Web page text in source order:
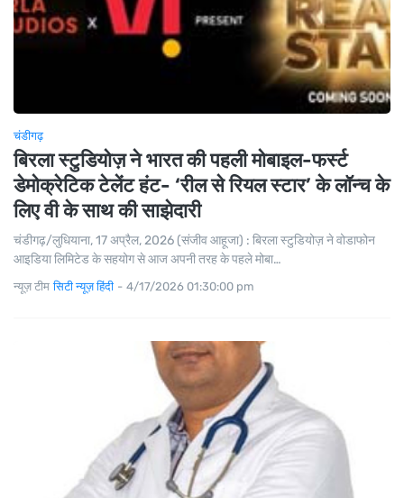
चंडीगढ़
बिरला स्टुडियोज़ ने भारत की पहली मोबाइल-फर्स्ट
डेमोक्रेटिक टेलेंट हंट- ‘रील से रियल स्टार’ के लॉन्च के
लिए वी के साथ की साझेदारी
चंडीगढ़/लुधियाना, 17 अप्रैल, 2026 (संजीव आहूजा) : बिरला स्टुडियोज़ ने वोडाफोन
आइडिया लिमिटेड के सहयोग से आज अपनी तरह के पहले मोबा…
न्यूज़ टीम सिटी न्यूज़ हिंदी - 4/17/2026 01:30:00 pm